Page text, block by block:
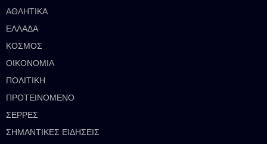
ΑΘΛΗΤΙΚΑ
ΕΛΛΑΔΑ
ΚΟΣΜΟΣ
ΟΙΚΟΝΟΜΙΑ
ΠΟΛΙΤΙΚΗ
ΠΡΟΤΕΙΝΟΜΕΝΟ
ΣΕΡΡΕΣ
ΣΗΜΑΝΤΙΚΕΣ ΕΙΔΗΣΕΙΣ